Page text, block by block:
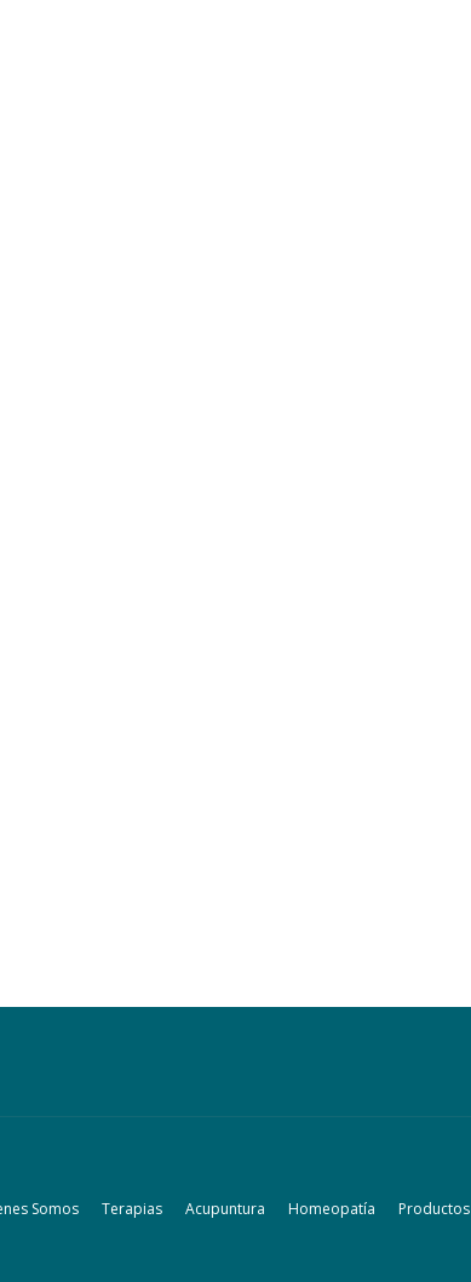
Somos Terapias Acupuntura Homeopatía Productos